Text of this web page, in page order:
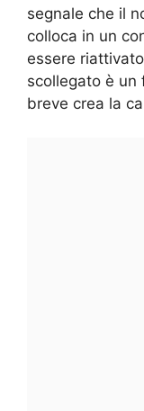
segnale che il
colloca in un
essere
scollegato è un
breve crea la